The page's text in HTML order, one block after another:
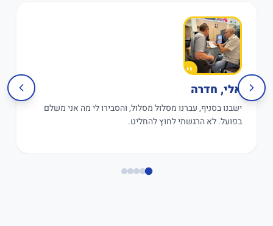
אלי, חדרה
ישבנו בסניף, עברנו מסלול מסלול, והסבירו לי מה אני משלם
בפועל. לא הרגשתי לחוץ להחליט.